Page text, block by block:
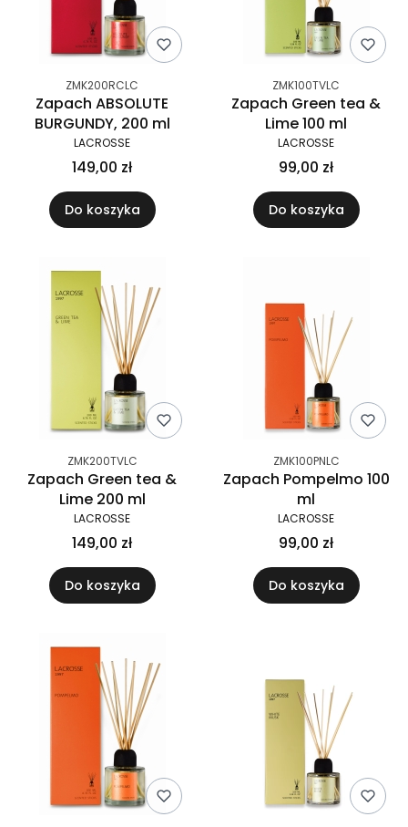
ZMK200RCLC
Zapach ABSOLUTE
BURGUNDY, 200 ml
LACROSSE
149,00 zł
Do koszyka
ZMK100TVLC
Zapach Green tea &
Lime 100 ml
LACROSSE
99,00 zł
Do koszyka
ZMK200TVLC
Zapach Green tea &
Lime 200 ml
LACROSSE
149,00 zł
Do koszyka
ZMK100PNLC
Zapach Pompelmo 100
ml
LACROSSE
99,00 zł
Do koszyka